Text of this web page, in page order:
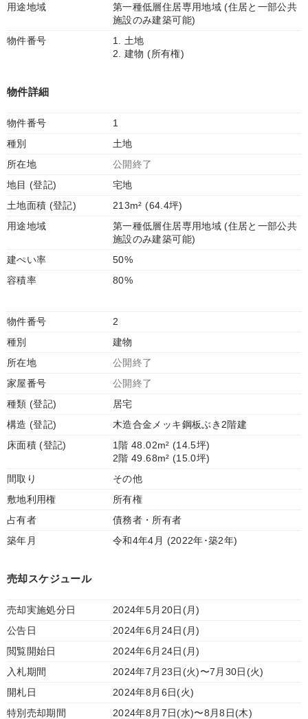
用途地域
第一種低層住居専用地域 (住居と一部公共
施設のみ建築可能)
物件番号
1. 土地
2. 建物 (所有権)
物件詳細
物件番号
1
種別
土地
所在地
公開終了
地目 (登記)
宅地
土地面積 (登記)
213m² (64.4坪)
用途地域
第一種低層住居専用地域 (住居と一部公共
施設のみ建築可能)
建ぺい率
50%
容積率
80%
物件番号
2
種別
建物
所在地
公開終了
家屋番号
公開終了
種類 (登記)
居宅
構造 (登記)
木造合金メッキ鋼板ぶき2階建
床面積 (登記)
1階 48.02m² (14.5坪)
2階 49.68m² (15.0坪)
間取り
その他
敷地利用権
所有権
占有者
債務者・所有者
築年月
令和4年4月 (2022年･築2年)
売却スケジュール
売却実施処分日
2024年5月20日(月)
公告日
2024年6月24日(月)
閲覧開始日
2024年6月24日(月)
入札期間
2024年7月23日(火)〜7月30日(火)
開札日
2024年8月6日(火)
特別売却期間
2024年8月7日(水)〜8月8日(木)